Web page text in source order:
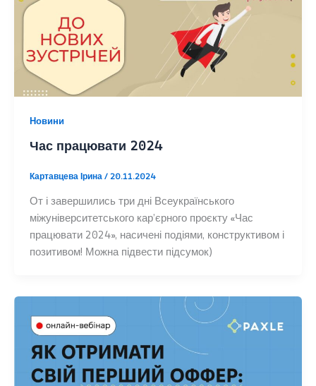
Новини
Час працювати 2024
Картавцева Ірина/20.11.2024
От і завершились три дні Всеукраїнського
міжуніверситетського кар’єрного проєкту «Час
працювати 2024», насичені подіями, конструктивом і
позитивом! Можна підвести підсумок)